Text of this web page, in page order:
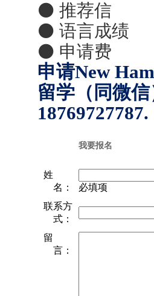
⚫ 推荐信
⚫ 语言成绩
⚫ 申请费
申请New
留学（同微信
18769727787.
我要报名
姓
名：
必填项
联系方
式：
留
言：